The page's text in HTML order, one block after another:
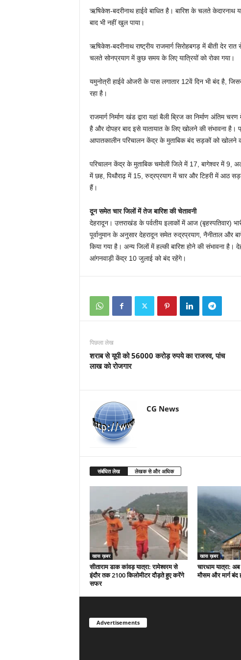
ऋषिकेश-बदरीनाथ हाईवे बाधित है। बारिश के चलते केदारनाथ
बाद भी नहीं खुल पाया।
ऋषिकेश-बदरीनाथ राष्ट्रीय राजमार्ग सिरोहबगड़ में बीती देर
चलते सोनप्रयाग में कुछ समय के लिए यात्रियों को रोका गया।
यमुनोत्री हाईवे ओजरी के पास लगातार 12वें दिन भी बंद है,
रहा है।
राजमार्ग निर्माण खंड द्वारा यहां बैली ब्रिज का निर्माण अंतिम
है और दोपहर बाद इसे यातायात के लिए खोलने की संभावना
आपातकालीन परिचालन केंद्र के मुताबिक बंद सड़कों को खोलने
परिचालन केंद्र के मुताबिक चमोली जिले में 17, बागेश्वर में 9,
में छह, पिथौराढ़ में 15, रुद्रप्रयाग में चार और टिहरी में आठ
हैं।
दून समेत चार जिलों में तेज बारिश की चेतावनी
देहरादून। उत्तराखंड के पर्वतीय इलाकों में आज (बृहस्पतिवार)
पूर्वानुमान के अनुसार देहरादून समेत रुद्रप्रयाग, नैनीताल और
किया गया है। अन्य जिलों में हल्की बारिश होने की संभावना
आंगनवाड़ी केंद्र 10 जुलाई को बंद रहेंगे।
पिछला लेख
शराब से यूपी को 56000 करोड़ रुपये का राजस्व, पांच
लाख को रोजगार
CG News
संबंधित लेख लेखक से और अधिक
खास ख़बर
सीताराम डाक कांवड़ यात्रा: रामेश्वरम से
इंदौर तक 2100 किलोमीटर दौड़ते हुए करेंगे
सफर
खास ख़बर
चारधाम यात्रा:
मौसम और मार्ग बंद
Advertisements